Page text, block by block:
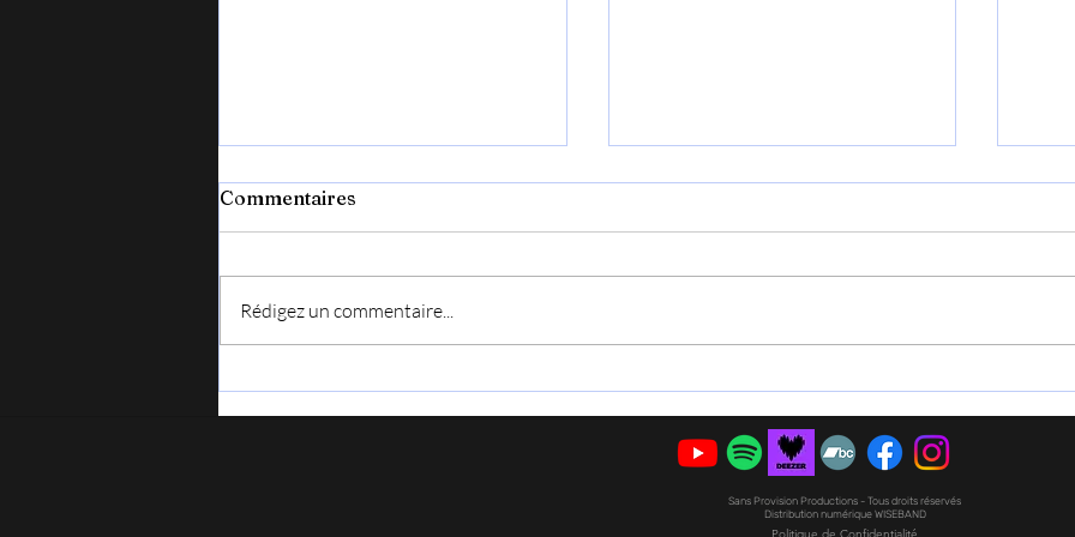
pour le festival : Chansons
combats
Commentaires
Rédigez un commentaire...
Sans Provision Productions - Tous droits réservés
Distribution numérique WISEBAND
Politique de Confidentialité